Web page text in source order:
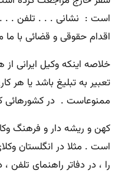
است : نشانی . . . تلفن . . .
اقدام حقوقی و قضائی با
خلاصه اینکه وکیل ایرانی
تعبیر به تبلیغ باشد یا هر
ممنوعاست . در کشورهائی
کهن و ریشه دار و فرهنگ
است . مثلا در انگلستان
را ، در دفاتر راهنمای تلفن